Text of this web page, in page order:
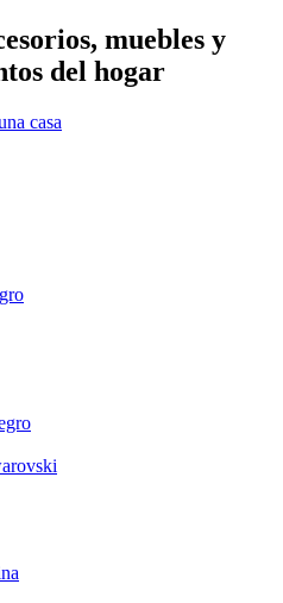
muebles y
del hogar